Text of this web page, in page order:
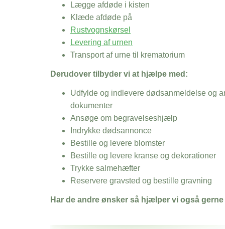
Lægge afdøde i kisten
Klæde afdøde på
Rustvognskørsel
Levering af urnen
Transport af urne til krematorium
Derudover tilbyder vi at hjælpe med:
Udfylde og indlevere dødsanmeldelse og
dokumenter
Ansøge om begravelseshjælp
Indrykke dødsannonce
Bestille og levere blomster
Bestille og levere kranse og dekorationer
Trykke salmehæfter
Reservere gravsted og bestille gravning
Har de andre ønsker så hjælper vi også gerne